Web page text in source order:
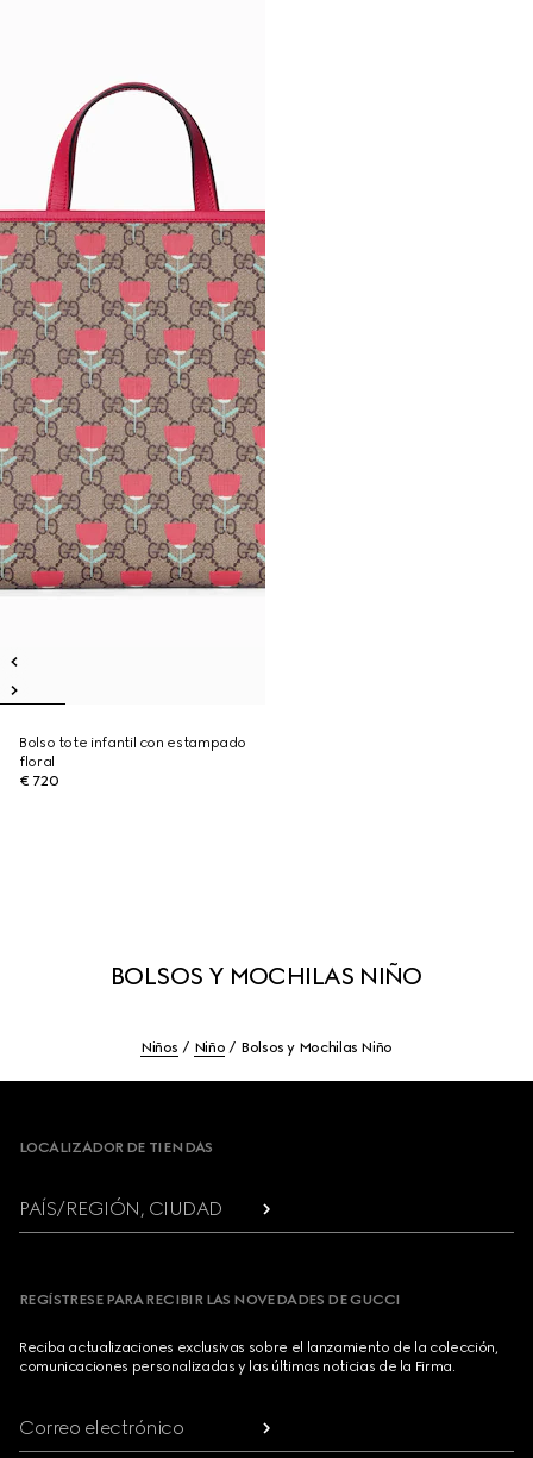
Bolso tote infantil con estampado
floral
€ 720
BOLSOS Y MOCHILAS NIÑO
Niños Niño Bolsos y Mochilas Niño
LOCALIZADOR DE TIENDAS
PAÍS/REGIÓN, CIUDAD
REGÍSTRESE PARA RECIBIR LAS NOVEDADES DE GUCCI
Reciba actualizaciones exclusivas sobre el lanzamiento de la colección,
comunicaciones personalizadas y las últimas noticias de la Firma.
Correo electrónico